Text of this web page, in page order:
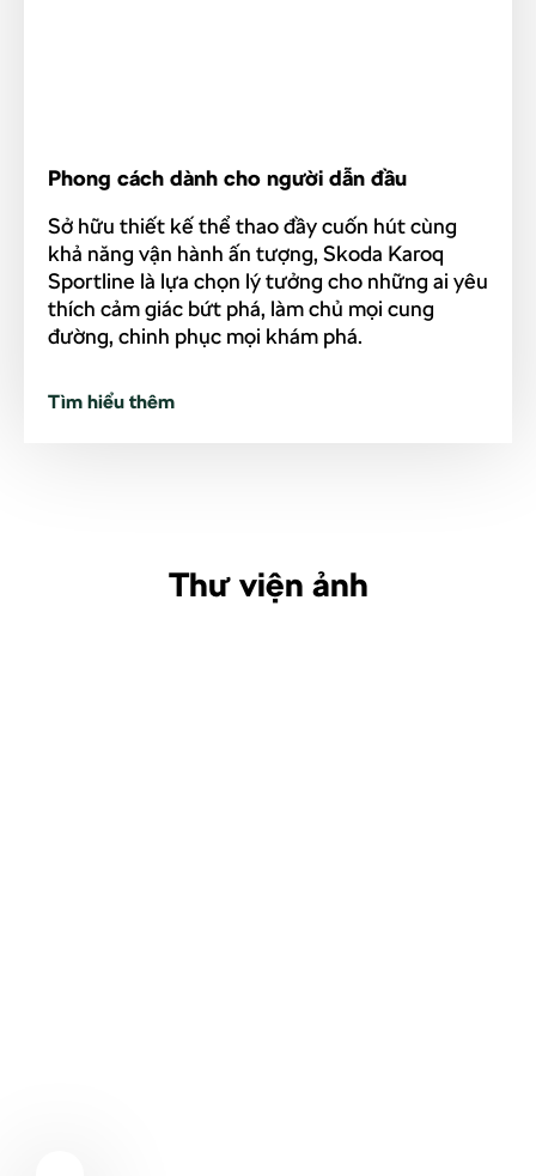
Phong cách dành cho người dẫn đầu
Sở hữu thiết kế thể thao đầy cuốn hút cùng
khả năng vận hành ấn tượng, Skoda Karoq
Sportline là lựa chọn lý tưởng cho những ai yêu
thích cảm giác bứt phá, làm chủ mọi cung
đường, chinh phục mọi khám phá.
Tìm hiểu thêm
Thư viện ảnh